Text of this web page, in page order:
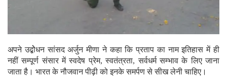
अपने उद्बोेधन सांसद अर्जुन मीणा ने कहा कि प्रताप का नाम इतिहास में ही
नहीं सम्पूर्ण संसार में स्वदेष प्रेम, स्वतंत्रता, सर्वधर्म सम्भाव के लिए जाना
जाता है। भारत के नौजवान पीढ़ी को इनके समर्पण से सीख लेनी चाहिए।